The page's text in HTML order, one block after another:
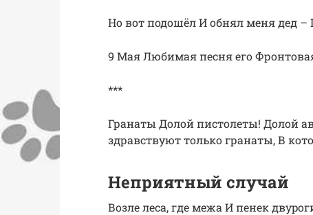
Но вот подошёл И обнял меня дед
9 Мая Любимая песня его
***
Гранаты Долой пистолеты! Долой
здравствуют только гранаты, В
Неприятный случай
Возле леса, где межа И пенек